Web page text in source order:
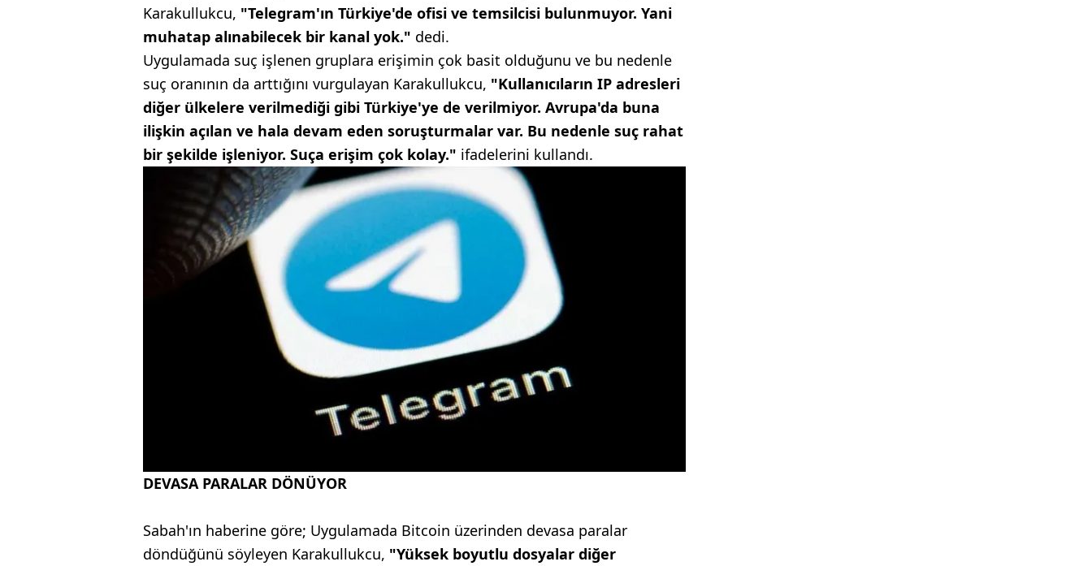
Karakullukcu, "Telegram'ın Türkiye'de ofisi ve temsilcisi bulunmuyor. Yani
muhatap alınabilecek bir kanal yok." dedi.
Uygulamada suç işlenen gruplara erişimin çok basit olduğunu ve bu nedenle
suç oranının da arttığını vurgulayan Karakullukcu, "Kullanıcıların IP adresleri
diğer ülkelere verilmediği gibi Türkiye'ye de verilmiyor. Avrupa'da buna
ilişkin açılan ve hala devam eden soruşturmalar var. Bu nedenle suç rahat
bir şekilde işleniyor. Suça erişim çok kolay." ifadelerini kullandı.
DEVASA PARALAR DÖNÜYOR
Sabah'ın haberine göre; Uygulamada Bitcoin üzerinden devasa paralar
döndüğünü söyleyen Karakullukcu, "Yüksek boyutlu dosyalar diğer